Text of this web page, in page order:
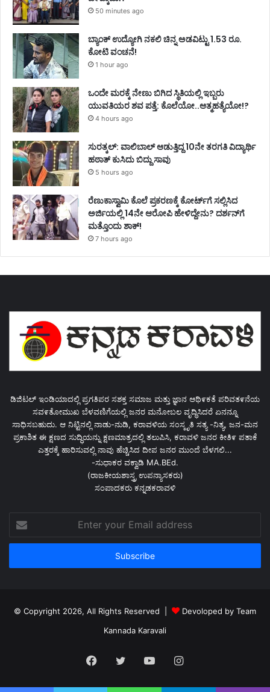
50 minutes ago
ಬ್ಯಾಂಕ್ ಉದ್ಯೋಗಿ ನಕಲಿ ಚಿನ್ನ ಅಡವಿಟ್ಟು 1.53 ರೂ.
ಕೋಟಿ ವಂಚನೆ!
1 hour ago
ಒಂದೇ ಮರಕ್ಕೆ ನೇಣು ಬಿಗಿದ ಸ್ಥಿತಿಯಲ್ಲಿ ಇಬ್ಬರು
ಯುವತಿಯರ ಶವ ಪತ್ತೆ: ಕೊಲೆಯೋ..ಆತ್ಮಹತ್ಯೆಯೋ!?
4 hours ago
ಸುರತ್ಕಲ್: ವಾಲಿಬಾಲ್ ಆಡುತ್ತಿದ್ದ 10ನೇ ತರಗತಿ ವಿದ್ಯಾರ್ಥಿ
ಹಠಾತ್ ಕುಸಿದು ಬಿದ್ದು ಸಾವು
5 hours ago
ರೆಣುಕಾಸ್ವಾಮಿ ಕೊಲೆ ಪ್ರಕರಣಕ್ಕೆ ಕೋರ್ಟ್‌ಗೆ ಸಲ್ಲಿಸಿದ
ಅರ್ಜಿಯಲ್ಲಿ 14ನೇ ಆರೋಪಿ ಹೇಳಿದ್ದೇನು? ದರ್ಶನ್‌ಗೆ
ಮತ್ತೊಂದು ಶಾಕ್!
7 hours ago
ಡಿಜಿಟಲ್ ಇಂಡಿಯಾದಲ್ಲಿ ಪ್ರಗತಿಪರ ಸಶಕ್ತ ಸಮಾಜ ಮತ್ತು ಜ್ಞಾನ ಆಥಿ೯ಕತೆ ಪರಿವತ೯ನೆಯ
ಸವ೯ತೋಮುಖ ಬೆಳವಣಿಗೆಯಲ್ಲಿ ಜನರ ಮನೋಬಲ ವೃದ್ಧಿಸಿದರೆ ಏನನ್ನೂ
ಸಾಧಿಸಬಹುದು. ಆ ನಿಟ್ಟಿನಲ್ಲಿ ನಾಡು-ನುಡಿ, ಕರಾವಳಿಯ ಸಂಸ್ಕೃತಿ ಸತ್ಯ -ನಿತ್ಯ, ಜನ-ಮನ
ಪ್ರಕಾಶಿತ ಈ ಕ್ಷಣದ ಸುದ್ಧಿಯನ್ನು ಕ್ಷಣಮಾತ್ರದಲ್ಲಿ ತಲುಪಿಸಿ, ಕರಾವಳಿ ಜನರ ಕೀತಿ೯ ಪತಾಕೆ
ಎತ್ತರಕ್ಕೆ ಹಾರಿಸುವಲ್ಲಿ ನಾವು ಹೆಚ್ಚಿಸಿದ ದೀಪ ಜನರ ಮುಂದೆ ಬೆಳಗಲಿ...
-ಸುಧಾಕರ ವಕ್ವಾಡಿ MA.BEd.
(ರಾಜಕೀಯಶಾಸ್ತ್ರ ಉಪನ್ಯಾಸಕರು)
ಸಂಪಾದಕರು ಕನ್ನಡಕರಾವಳಿ
your
Email
© Copyright 2026, All Rights Reserved |
Devoloped by Team
Kannada Karavali
Facebook
TwitterYouTubeInstagram